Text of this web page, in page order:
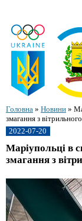
Головна » Новини »
змагання з
2022-07-20
Маріупольці в
змагання з